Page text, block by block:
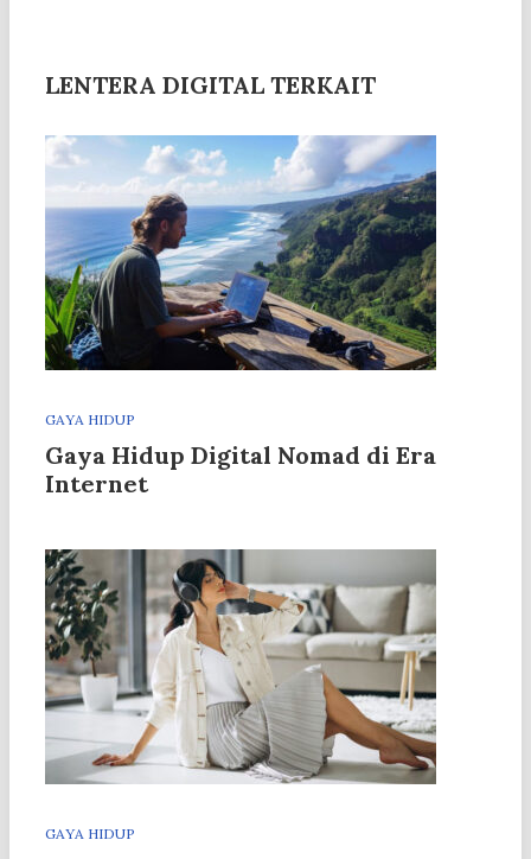
LENTERA DIGITAL TERKAIT
GAYA HIDUP
Gaya Hidup Digital Nomad di Era
Internet
GAYA HIDUP